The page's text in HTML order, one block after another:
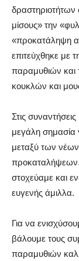
δραστηριοτήτων
μίσους» την
«προκατάληψη
επιτεύχθηκε με
παραμυθιών και
κουκλών και
Στις
μεγάλη σημασία
μεταξύ των
προκαταλήψεων.
στοχεύαμε και
ευγενής άμιλλα.
Για να
βάλουμε τους
παραμυθιών